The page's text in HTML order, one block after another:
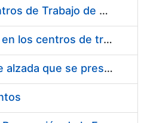
Suministro de Protectores Auditivos a medida para las personas trabajadoras de los Centros de Trabajo de Madrid y Burgos
Suministro de gafas graduadas antiproyecciones para los trabajadores de la FNMT-RCM en los centros de trabajo de Madrid y Burgos
Servicios de una empresa externa para el asesoramiento y resolución de los recursos de alzada que se presentan relacionados con procesos de selección para la FNMT-RCM